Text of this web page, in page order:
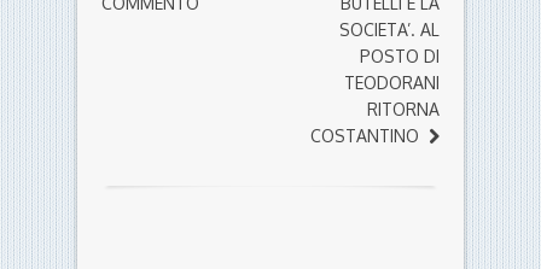
SOCIETA’. AL
POSTO DI
TEODORANI
RITORNA
COSTANTINO